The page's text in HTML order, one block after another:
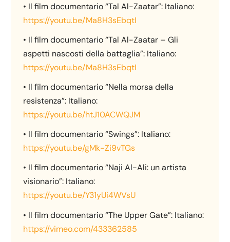
• Il film documentario “Tal Al-Zaatar”: Italiano:
https://youtu.be/Ma8H3sEbqtI
• Il film documentario “Tal Al-Zaatar – Gli
aspetti nascosti della battaglia”: Italiano:
https://youtu.be/Ma8H3sEbqtI
• Il film documentario “Nella morsa della
resistenza”: Italiano:
https://youtu.be/htJ10ACWQJM
• Il film documentario “Swings”: Italiano:
https://youtu.be/gMk-Zi9vTGs
• Il film documentario “Naji Al-Ali: un artista
visionario”: Italiano:
https://youtu.be/Y31yUi4WVsU
• Il film documentario “The Upper Gate”: Italiano:
https://vimeo.com/433362585